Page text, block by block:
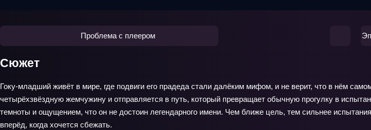
Проблема с плеером
Сюжет
Гоку-младший живёт в мире, где подвиги его прадеда стали далёким мифом, и не верит, что в нём
четырёхзвёздную жемчужину и отправляется в путь, который превращает обычную прогулку в
темноты и ощущением, что он не достоин легендарного имени. Чем ближе цель, тем сильнее
вперёд, когда хочется сбежать.